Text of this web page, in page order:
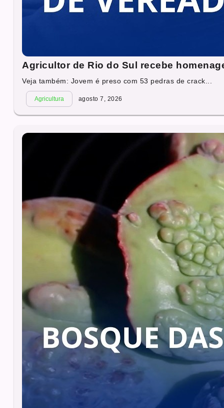
Agricultor de Rio do Sul recebe
Veja também: Jovem é preso com 53 pedras de crack...
Agricultura agosto 7, 2026